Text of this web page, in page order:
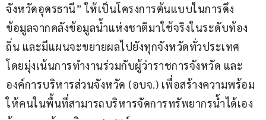
จังหวัดอุดรธานี” ให้เป็นโครงการต้นแบบในการดึง
ข้อมูลจากคลังข้อมูลน้ำแห่งชาติมาใช้จริงในระดับท้อง
ถิ่น และมีแผนจะขยายผลไปยังทุกจังหวัดทั่วประเทศ
โดยมุ่งเน้นการทำงานร่วมกับผู้ว่าราชการจังหวัด และ
องค์การบริหารส่วนจังหวัด (อบจ.) เพื่อสร้างความพร้อม
ให้คนในพื้นที่สามารถบริหารจัดการทรัพยากรน้ำได้เอง